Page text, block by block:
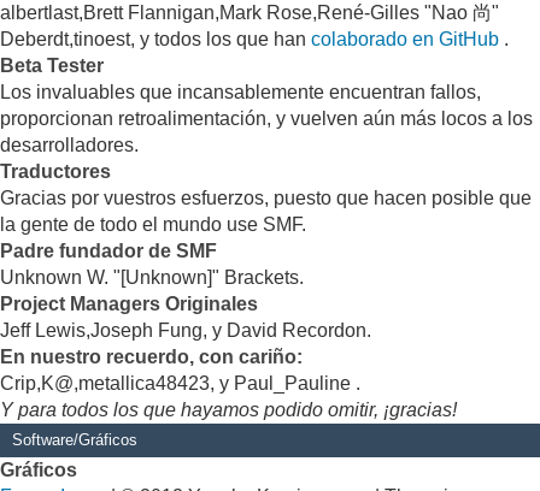
albertlast,Brett Flannigan,Mark Rose,René-Gilles "Nao 尚"
Deberdt,tinoest, y todos los que han colaborado en GitHub .
Beta Tester
Los invaluables que incansablemente encuentran fallos,
proporcionan retroalimentación, y vuelven aún más locos a los
desarrolladores.
Traductores
Gracias por vuestros esfuerzos, puesto que hacen posible que
la gente de todo el mundo use SMF.
Padre fundador de SMF
Unknown W. "[Unknown]" Brackets.
Project Managers Originales
Jeff Lewis,Joseph Fung, y David Recordon.
En nuestro recuerdo, con cariño:
Crip,K@,metallica48423, y Paul_Pauline .
Y para todos los que hayamos podido omitir, ¡gracias!
Software/Gráficos
Gráficos